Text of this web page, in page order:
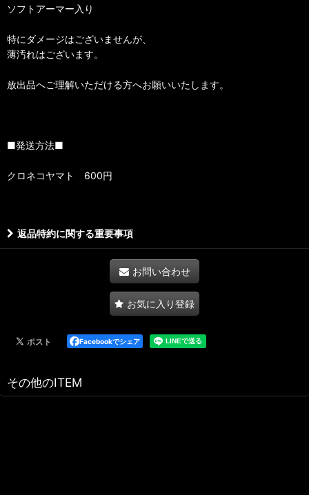
ソフトアーマー入り
特にダメージはございませんが、
薄汚れはございます。
放出品へご理解いただける方へお願いいたします。
■発送方法■
クロネコヤマト 600円
返品特約に関する重要事項
お問い合わせ
お気に入り登録
Facebookでシェア
その他のITEM